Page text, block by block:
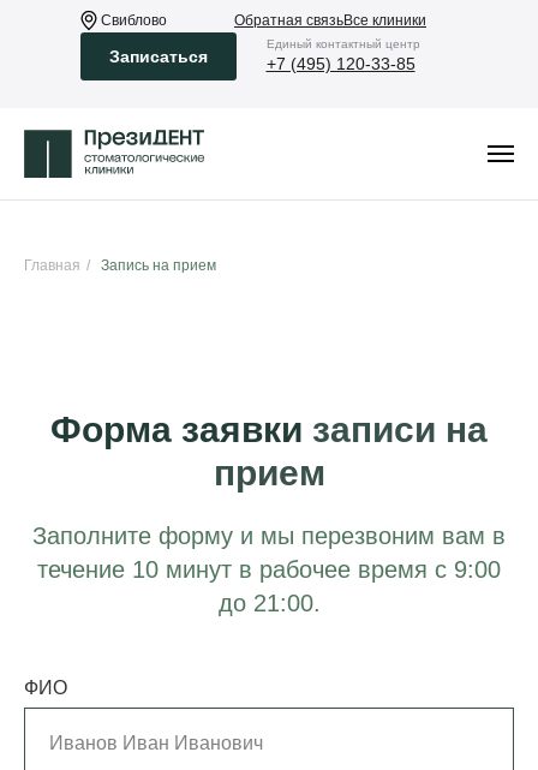
Обратная связьВсе клиники
Eдиный контактный центр
+7 (495) 120-33-85
Свиблово
Записаться
Главная / Запись на прием
Форма заявки записи на
прием
Заполните форму и мы перезвоним вам в
течение 10 минут в рабочее время с 9:00
до 21:00.
ФИО